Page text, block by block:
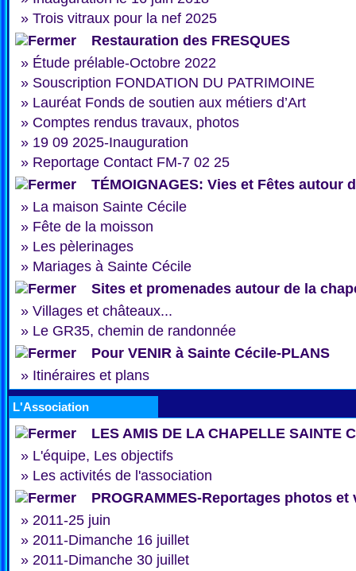
» Trois vitraux pour la nef 2025
Restauration des FRESQUES
» Étude prélable-Octobre 2022
» Souscription FONDATION DU PATRIMOINE
» Lauréat Fonds de soutien aux métiers d’Art
» Comptes rendus travaux, photos
» 19 09 2025-Inauguration
» Reportage Contact FM-7 02 25
TÉMOIGNAGES: Vies et Fêtes autour
» La maison Sainte Cécile
» Fête de la moisson
» Les pèlerinages
» Mariages à Sainte Cécile
Sites et promenades autour de la
» Villages et châteaux...
» Le GR35, chemin de randonnée
Pour VENIR à Sainte Cécile-PLANS
» Itinéraires et plans
L'Association
LES AMIS DE LA CHAPELLE SAINTE
» L'équipe, Les objectifs
» Les activités de l'association
PROGRAMMES-Reportages photos et
» 2011-25 juin
» 2011-Dimanche 16 juillet
» 2011-Dimanche 30 juillet